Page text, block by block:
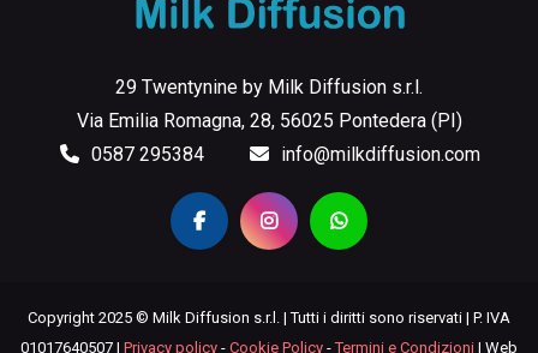
29 Twentynine by Milk Diffusion s.r.l.
Via Emilia Romagna, 28, 56025 Pontedera (PI)
0587 295384
info@milkdiffusion.com
Copyright 2025 © Milk Diffusion s.r.l. | Tutti i diritti sono riservati | P. IVA
01017640507 | Privacy policy - Cookie Policy -Termini e Condizioni | Web